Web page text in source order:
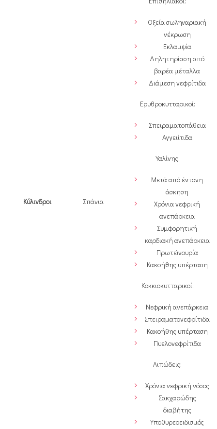
Κύλινδροι Σπάνια
Οξεία σωληναριακή
νέκρωση
Εκλαμψία
Δηλητηρίαση από
βαρέα μέταλλα
Διάμεση νεφρίτιδα
Ερυθροκυτταρικοί:
Σπειραματοπάθεια
Αγγειίτιδα
Υαλίνης:
Μετά από έντονη
άσκηση
Χρόνια νεφρική
ανεπάρκεια
Συμφορητική
καρδιακή ανεπάρκεια
Πρωτεϊνουρία
Κακοήθης υπέρταση
Κοκκιοκυτταρικοί:
Νεφρική ανεπάρκεια
Σπειραματονεφρίτιδα
Κακοήθης υπέρταση
Πυελονεφρίτιδα
Λιπώδεις:
Χρόνια νεφρική νόσος
Σακχαρώδης
διαβήτης
Υποθυρεοειδισμός